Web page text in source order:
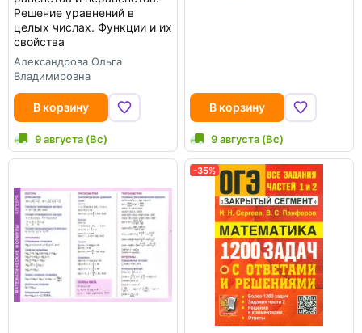
Решение уравнений в
целых числах. Функции и их
свойства
Александрова Ольга
Владимировна
В корзину
9 августа (Вс)
В корзину
9 августа (Вс)
-35%